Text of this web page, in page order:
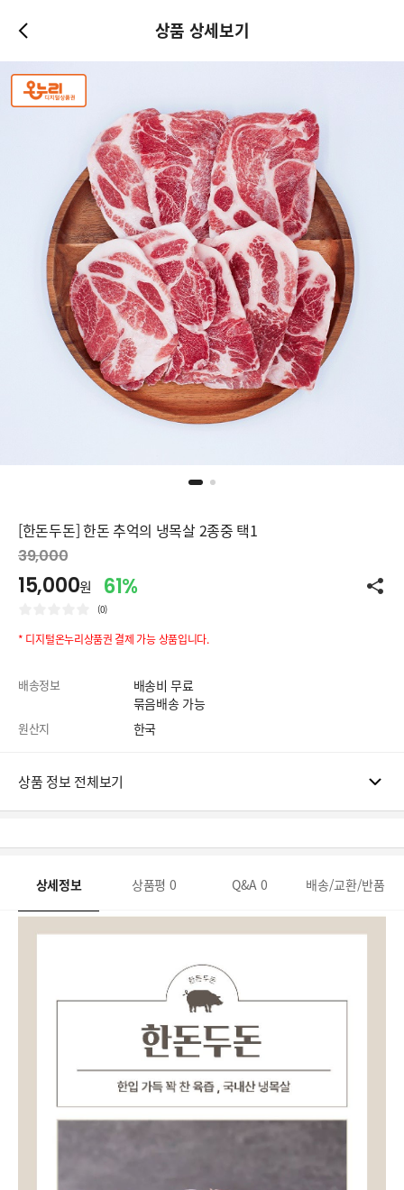
상품 상세보기
[한돈두돈] 한돈 추억의 냉목살 2종중 택1
39,000
15,000원 61%
(0)
* 디지털온누리상품권 결제 가능 상품입니다.
배송정보
배송비 무료
묶음배송 가능
원산지 한국
상품 정보 전체보기
상세정보 상품평 0 Q&A 0 배송/교환/반품